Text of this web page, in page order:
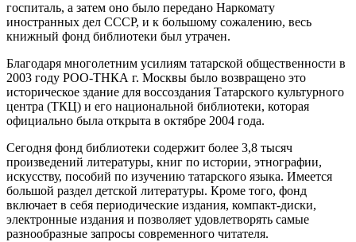
госпиталь, а затем оно было передано Наркомату
иностранных дел СССР, и к большому сожалению, весь
книжный фонд библиотеки был утрачен.
Благодаря многолетним усилиям татарской общественности в
2003 году РОО-ТНКА г. Москвы было возвращено это
историческое здание для воссоздания Татарского культурного
центра (ТКЦ) и его национальной библиотеки, которая
официально была открыта в октябре 2004 года.
Сегодня фонд библиотеки содержит более 3,8 тысяч
произведений литературы, книг по истории, этнографии,
искусству, пособий по изучению татарского языка. Имеется
большой раздел детской литературы. Кроме того, фонд
включает в себя периодические издания, компакт-диски,
электронные издания и позволяет удовлетворять самые
разнообразные запросы современного читателя.